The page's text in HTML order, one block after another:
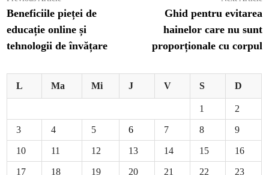
în
articole
article:
Beneficiile pieței de
educație online și
tehnologii de învățare
Ghid pentru evitarea
hainelor care nu sunt
proporționale cu corpul
L Ma Mi J V S D
1 2
3 4 5 6 7 8 9
10 11 12 13 14 15 16
17 18 19 20 21 22 23